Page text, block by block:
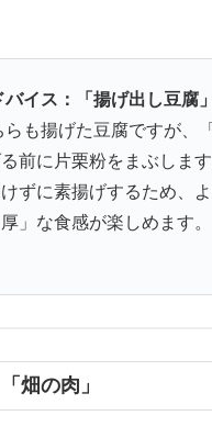
イス：「揚げ出し豆腐
らも揚げた豆腐ですが、
前に片栗粉をまぶしま
ずに素揚げするため、
」な食感が楽しめます。
畑の肉」